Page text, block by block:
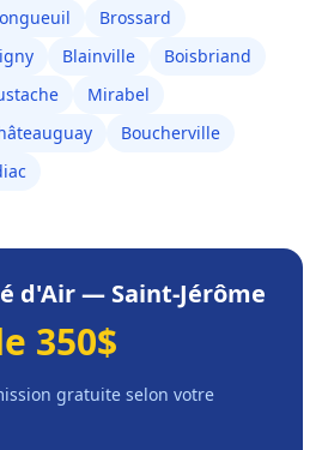
Brossard
Blainville
Boisbriand
Mirabel
Boucherville
d'Air— Saint-Jérôme
350$
gratuite selon votre